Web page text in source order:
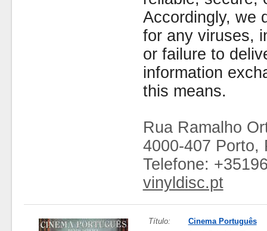
Accordingly, we
for any viruses,
or failure to
information
this means.
Rua Ramalho
4000-407 Porto,
Telefone:
vinyldisc.pt
Título: Cinema Português